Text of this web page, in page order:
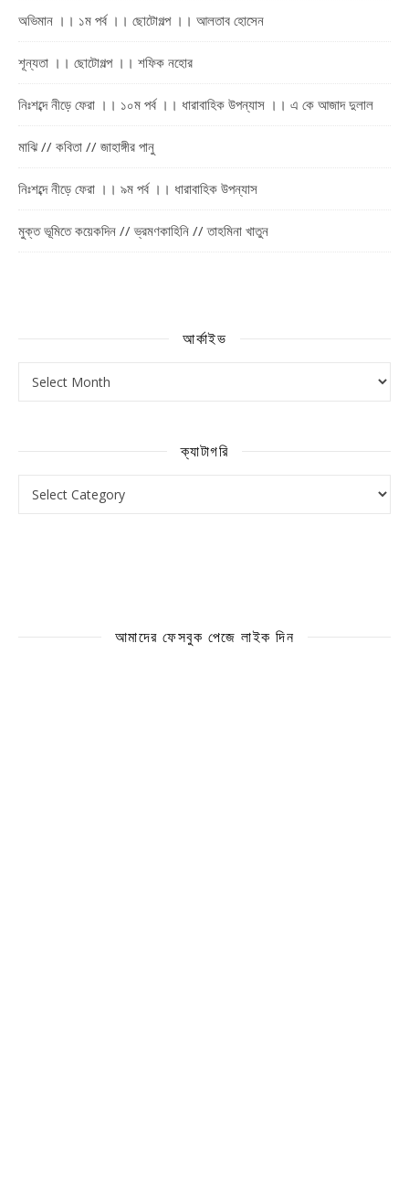
অভিমান ।। ১ম পর্ব ।। ছোটোগল্প ।। আলতাব হোসেন
শূন্যতা ।। ছোটোগল্প ।। শফিক নহোর
নিঃশব্দে নীড়ে ফেরা ।। ১০ম পর্ব ।। ধারাবাহিক উপন্যাস ।। এ কে আজাদ দুলাল
মাঝি // কবিতা // জাহাঙ্গীর পানু
নিঃশব্দে নীড়ে ফেরা ।। ৯ম পর্ব ।। ধারাবাহিক উপন্যাস
মুক্ত ভূমিতে কয়েকদিন // ভ্রমণকাহিনি // তাহমিনা খাতুন
আর্কাইভ
ক্যাটাগরি
আমাদের ফেসবুক পেজে লাইক দিন